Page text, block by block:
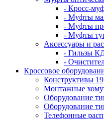
- Кросс-
- Муфты
- Муфты
- Муфты
Аксессуары и
- Гильзы
-
Кроссовое
Конструктивы 19
Монтажные
Оборудование
Оборудование
Телефонные